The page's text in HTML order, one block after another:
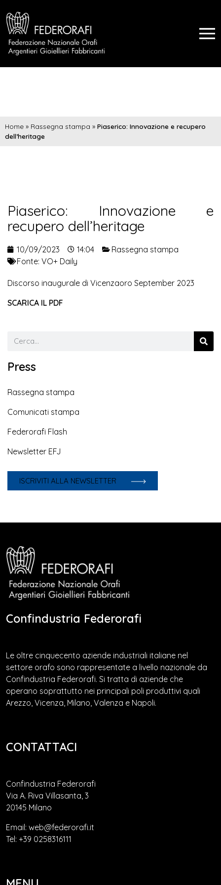
Home » Rassegna stampa » Piaserico: Innovazione e recupero
dell’heritage
Piaserico: Innovazione e
recupero dell’heritage
10/09/2023 14:04
Rassegna stampa
Fonte: VO+ Daily
Discorso inaugurale di Vicenzaoro September 2023
SCARICA IL PDF
Press
Rassegna stampa
Comunicati stampa
Federorafi Flash
Newsletter EFJ
ISCRIVITI ALLA NEWSLETTER
Confindustria Federorafi
Le oltre cinquecento aziende industriali italiane nel
settore orafo sono rappresentate a livello nazionale da
Confindustria Federorafi. Si tratta di aziende che
operano soprattutto nei principali poli produttivi quali
Arezzo, Vicenza, Milano, Valenza e Napoli.
CONTATTACI
Confindustria Federorafi
Via A. Riva Villasanta, 3
20145 Milano
Email: web@federorafi.it
Tel: +39 0258316111